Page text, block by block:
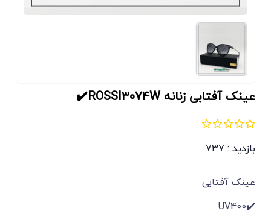
عینک آفتابی زنانه ROSSI3074W✔️
بازدید : 737
عینک آفتابی
✔️UV400